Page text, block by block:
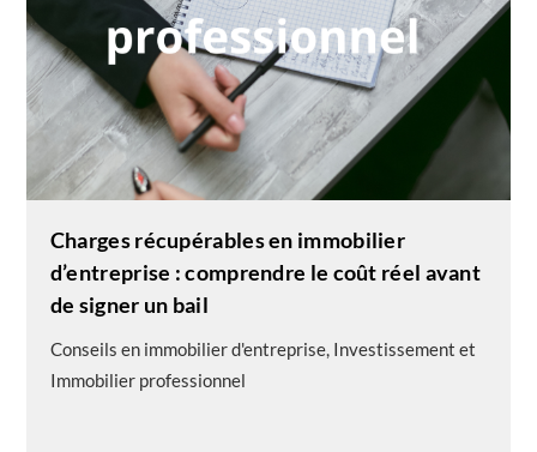
Charges récupérables en immobilier
d’entreprise : comprendre le coût réel avant
de signer un bail
Conseils en immobilier d'entreprise, Investissement et
Immobilier professionnel